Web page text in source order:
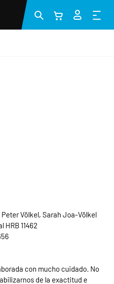
Völkel, Sarah Joa-Völkel
11462
con mucho cuidado. No
de la exactitud e